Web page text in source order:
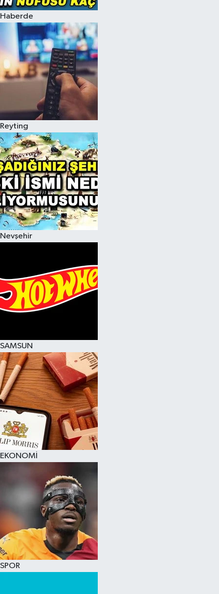
Haberde
Reyting
Nevşehir
SAMSUN
EKONOMİ
SPOR